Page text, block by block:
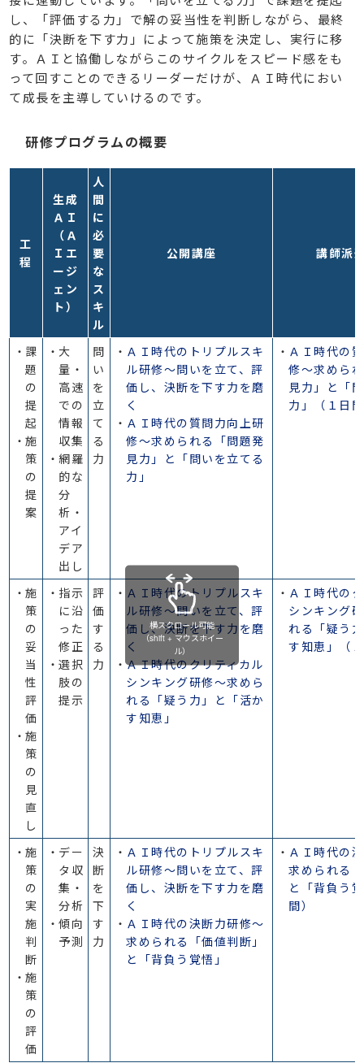
し、「評価する力」で解の妥当性を判断しながら、最終
的に「決断を下す力」によって施策を決定し、実行に移
す。ＡＩと協働しながらこのサイクルをスピード感をも
って回すことのできるリーダーだけが、ＡＩ時代におい
て成長を主導していけるのです。
研修プログラムの概要
工
程
生成
ＡＩ
（Ａ
Ｉエ
ージ
ェン
ト）
人
間
に
必
要
な
ス
キ
ル
公開講座 講師派
課
題
の
提
起
施
策
の
提
案
大
量・
高速
での
情報
収集
網羅
的な
分
析・
アイ
デア
出し
問
い
を
立
て
る
力
ＡＩ時代のトリプルスキ
ル研修～問いを立て、評
価し、決断を下す力を磨
く
ＡＩ時代の質問力向上研
修～求められる「問題発
見力」と「問いを立てる
力」
ＡＩ時代の
修～求めら
見力」と「
力」（１日
施
策
の
妥
当
性
評
価
施
策
の
見
直
し
指示
に沿
った
修正
選択
肢の
提示
評
価
す
る
力
ＡＩ時代のトリプルスキ
ル研修～問いを立て、評
価し、決断を下す力を磨
く
ＡＩ時代のクリティカル
シンキング研修～求めら
れる「疑う力」と「活か
す知恵」
ＡＩ時代の
シンキング
れる「疑う
す知恵」（
施
策
の
実
施
判
断
施
策
の
評
価
デー
タ収
集・
分析
傾向
予測
決
断
を
下
す
力
ＡＩ時代のトリプルスキ
ル研修～問いを立て、評
価し、決断を下す力を磨
く
ＡＩ時代の決断力研修～
求められる「価値判断」
と「背負う覚悟」
ＡＩ時代の
求められる
と「背負う
間）
横スクロール可能
（shift + マウスホイー
ル）